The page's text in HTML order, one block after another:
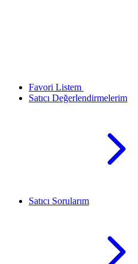
Favori Listem
Satıcı Değerlendirmelerim
Satıcı Sorularım